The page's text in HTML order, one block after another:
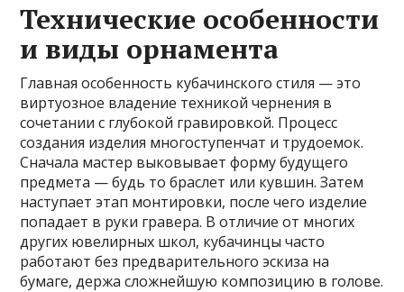
Технические особенности
и виды орнамента
Главная особенность кубачинского стиля — это
виртуозное владение техникой чернения в
сочетании с глубокой гравировкой. Процесс
создания изделия многоступенчат и трудоемок.
Сначала мастер выковывает форму будущего
предмета — будь то браслет или кувшин. Затем
наступает этап монтировки, после чего изделие
попадает в руки гравера. В отличие от многих
других ювелирных школ, кубачинцы часто
работают без предварительного эскиза на
бумаге, держа сложнейшую композицию в голове.